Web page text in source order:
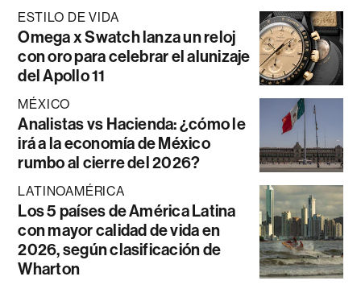
ESTILO DE VIDA
Omega x Swatch lanza un reloj
con oro para celebrar el alunizaje
del Apollo 11
MÉXICO
Analistas vs Hacienda: ¿cómo le
irá a la economía de México
rumbo al cierre del 2026?
LATINOAMÉRICA
Los 5 países de América Latina
con mayor calidad de vida en
2026, según clasificación de
Wharton